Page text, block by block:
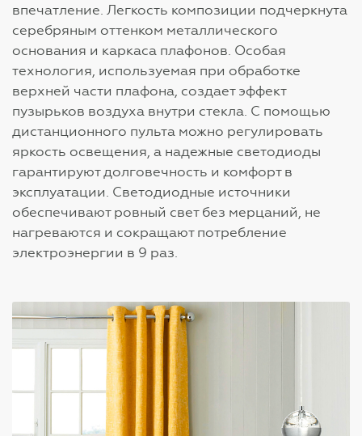
впечатление. Легкость композиции подчеркнута
серебряным оттенком металлического
основания и каркаса плафонов. Особая
технология, используемая при обработке
верхней части плафона, создает эффект
пузырьков воздуха внутри стекла. С помощью
дистанционного пульта можно регулировать
яркость освещения, а надежные светодиоды
гарантируют долговечность и комфорт в
эксплуатации. Светодиодные источники
обеспечивают ровный свет без мерцаний, не
нагреваются и сокращают потребление
электроэнергии в 9 раз.